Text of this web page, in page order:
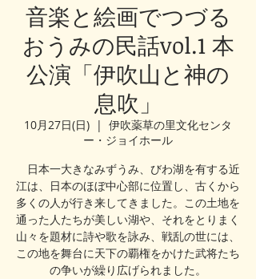
音楽と絵画でつづる
おうみの民話vol.1 本
公演「伊吹山と神の
息吹」
10月27日(日)
  |
伊吹薬草の里文化センタ
ー・ジョイホール
日本一大きなみずうみ、びわ湖を有する近
江は、日本のほぼ中心部に位置し、古くから
多くの人が行き来してきました。この土地を
通った人たちが美しい湖や、それをとりまく
山々を題材に詩や歌を詠み、戦乱の世には、
この地を舞台に天下の覇権をかけた武将たち
の争いが繰り広げられました。